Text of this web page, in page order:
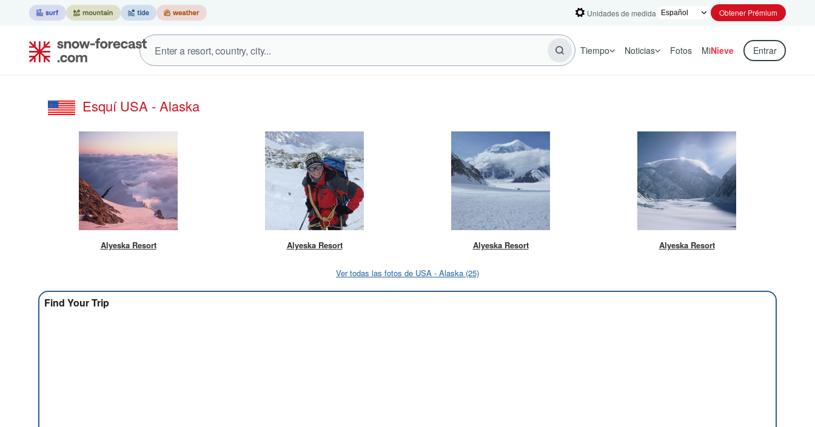
Unidades de medida Obtener Prémium
Tiempo Noticias Fotos MiNieve Entrar
Esquí USA - Alaska
Alyeska Resort Alyeska Resort Alyeska Resort Alyeska Resort
Ver todas las fotos de USA - Alaska (25)
Find Your Trip